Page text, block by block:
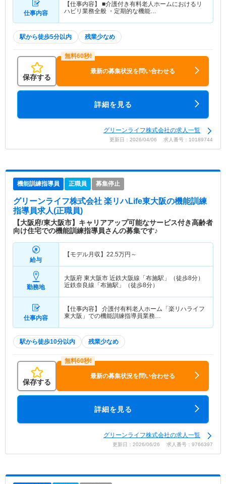
仕事内容
【仕事内容】 ■介護付き有料老人ホームにおけるリ
ハビリ業務全般 ・定期的な機能…
駅から徒歩5分以内 残業少なめ
保存する
最新の募集状況を問い合わせる
詳細を見る
グリーンライフ株式会社の求人一覧
更新日：2026/04/06 求人番号：10189744
機能訓練指導員 正職員 募集停止
グリーンライフ株式会社 楽リハLife東大阪の機能訓練
指導員求人(正職員)
【大阪府/東大阪市】キャリアアップ可能なサービス付き高齢者
向け住宅での機能訓練指導員さんの募集です♪
給与
【モデル月収】 22.5万円～
勤務地
大阪府 東大阪市 近鉄大阪線「布施駅」（徒歩8分）
近鉄奈良線「布施駅」（徒歩8分）
仕事内容
【仕事内容】 介護付有料老人ホーム「楽リハライフ
東大阪」での機能訓練指導員業務…
駅から徒歩10分以内 残業少なめ
保存する
最新の募集状況を問い合わせる
詳細を見る
グリーンライフ株式会社の求人一覧
更新日：2026/06/26 求人番号：9766397